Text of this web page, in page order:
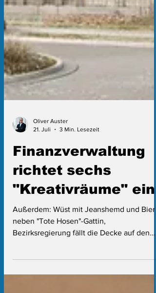
Finanzverwaltung
richtet sechs
Außerdem: Wüst mit Jeanshemd und Bier
neben "Tote Hosen"-Gattin,
Kopf und neuer FDP-Abgeordneter macht